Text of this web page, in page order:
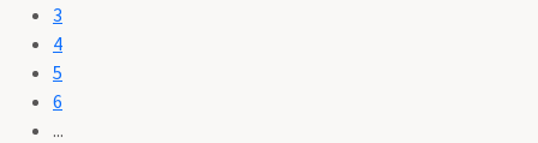
3
4
5
6
...